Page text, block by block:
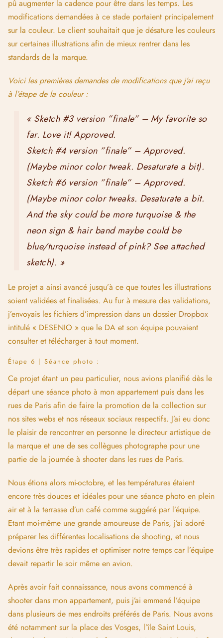
neon sign & hair band maybe could be
blue/turquoise instead of pink? See attached
sketch). »
Le projet a ainsi avancé jusqu’à ce que toutes les illustrations
soient validées et finalisées. Au fur à mesure des validations,
j’envoyais les fichiers d’impression dans un dossier
consulter et télécharger à tout moment.
Étape 6 | Séance photo :
Ce projet étant un peu particulier, nous avions planifié dès le
départ une séance photo à mon appartement puis dans les
rues de Paris afin de faire la promotion de la collection sur
nos sites webs et nos réseaux sociaux respectifs. J’ai eu donc
le plaisir de rencontrer en personne le directeur artistique de
la marque et une de ses collègues photographe pour une
partie de la journée à shooter dans les rues de Paris.
Nous étions alors mi-octobre, et les températures étaient
air et à la terrasse d’un café comme suggéré par l’équipe.
Etant moi-même une grande amoureuse de Paris, j’ai adoré
préparer les différentes localisations de shooting, et nous
devions être très rapides et optimiser notre temps car l’équipe
devait repartir le soir même en avion.
Après avoir fait connaissance, nous avons commencé à
shooter dans mon appartement, puis j’ai emmené l’équipe
dans plusieurs de mes endroits préférés de Paris. Nous avons
été notamment sur la place des Vosges, l’île Saint Louis,
devant les bouquinistes et la fameuse pâtisserie Odette. Bref,
nous avons passé une journée ensoleillée et particulièrement
agréable et qui tombait à pic pour casser un peu le rythme
effréné imposée par la création de la collection.
Pour les photos du café, j’ai notamment choisile bistrot du